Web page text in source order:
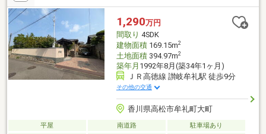
1,290万円
間取り 4SDK
建物面積169.15m2
土地面積394.97m2
築年月 1992年8月(築34年1ヶ月)
ＪＲ高徳線 讃岐牟礼駅 徒歩9分
その他の交通
香川県高松市牟礼町大町
平屋 南道路
駐車場あり